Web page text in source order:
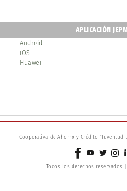
APLICACIÓN
Android
iOS
Huawei
Cooperativa de Ahorro y Crédito "Juventud
Todos los derechos reservados |